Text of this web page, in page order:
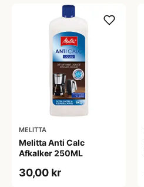
MELITTA
Melitta Anti Calc
Afkalker 250ML
30,00 kr